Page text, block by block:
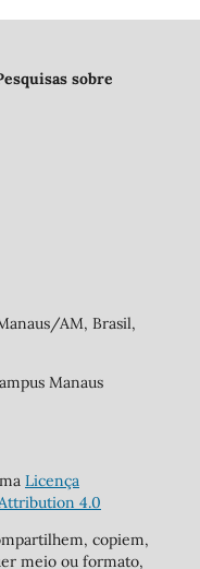
sobre
AM, Brasil,
Manaus
Licença
4.0
copiem,
meio ou formato,